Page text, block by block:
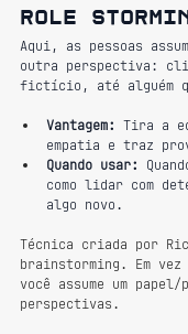
Role
Aqui, as pessoas
outra perspectiva:
fictício, até alguém
Vantagem: Tira a
empatia e traz
Quando usar:
como lidar com
algo novo.
Técnica criada por
brainstorming. Em vez
você assume um
perspectivas.